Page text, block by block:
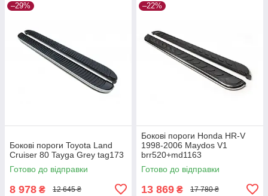
–29%
Бокові пороги Toyota Land
Cruiser 80 Tayga Grey tag173
Готово до відправки
8 978 ₴ 12 645 ₴
–22%
Бокові пороги Honda HR-V
1998-2006 Maydos V1
brr520+md1163
Готово до відправки
13 869 ₴ 17 780 ₴